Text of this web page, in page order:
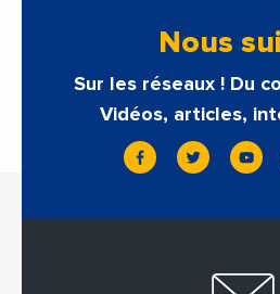
Nous
Sur les réseaux ! Du
Vidéos, articles,